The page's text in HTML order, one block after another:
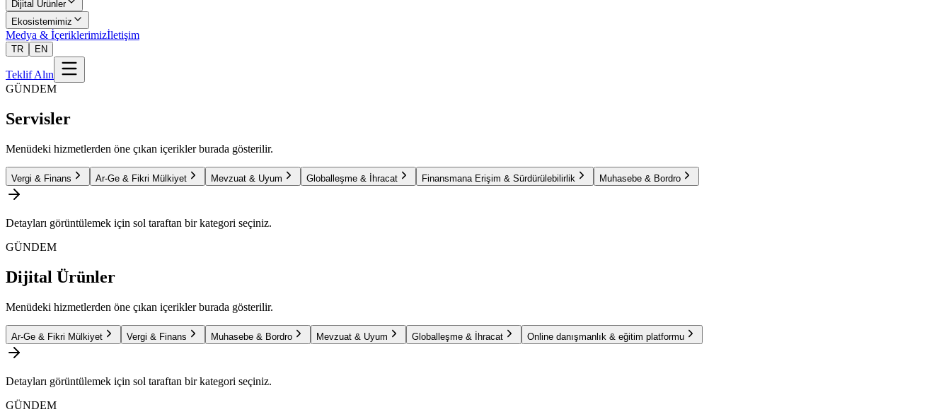
Dijital Ürünler
Ekosistemimiz
Medya & İçeriklerimizİletişim
TR EN
Teklif Alın
GÜNDEM
Servisler
Menüdeki hizmetlerden öne çıkan içerikler burada gösterilir.
Vergi & Finans Ar-Ge & Fikri Mülkiyet Mevzuat & Uyum Globalleşme & İhracat Finansmana Erişim & Sürdürülebilirlik Muhasebe & Bordro
Detayları görüntülemek için sol taraftan bir kategori seçiniz.
GÜNDEM
Dijital Ürünler
Menüdeki hizmetlerden öne çıkan içerikler burada gösterilir.
Ar-Ge & Fikri Mülkiyet Vergi & Finans Muhasebe & Bordro Mevzuat & Uyum Globalleşme & İhracat Online danışmanlık & eğitim platformu
Detayları görüntülemek için sol taraftan bir kategori seçiniz.
GÜNDEM